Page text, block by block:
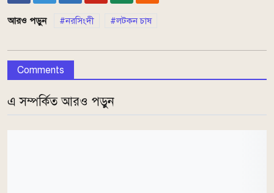
আরও পড়ুন নরসিংদী লটকন চাষ
Comments
এ সম্পর্কিত আরও পড়ুন